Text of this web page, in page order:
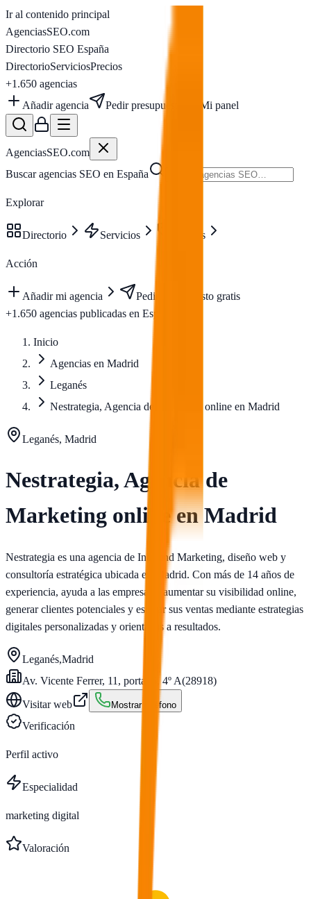
Ir al contenido principal
AgenciasSEO.com
Directorio SEO España
DirectorioServiciosPrecios
+1.650 agencias
Añadir agencia
Pedir presupuesto Mi panel
AgenciasSEO.com
Buscar agencias SEO en España
Explorar
Directorio Servicios Precios
Acción
Añadir mi agencia
Pedir presupuesto gratis
+1.650 agencias publicadas en España
Inicio
Agencias en Madrid
Leganés
Nestrategia, Agencia de Marketing online en Madrid
Leganés, Madrid
Nestrategia, Agencia de
Marketing online en Madrid
Nestrategia es una agencia de Inbound Marketing, diseño web y
consultoría estratégica ubicada en Madrid. Con más de 14 años de
experiencia, ayuda a las empresas a aumentar su visibilidad online,
generar clientes potenciales y escalar sus ventas mediante estrategias
digitales personalizadas y orientadas a resultados.
Leganés,Madrid
Av. Vicente Ferrer, 11, portal 6, 4º A(28918)
Visitar web
Mostrar teléfono
Verificación
Perfil activo
Especialidad
marketing digital
Valoración